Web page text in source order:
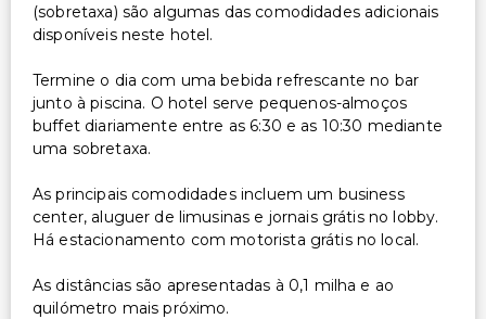
Serviço de lavanderia
Serviço de limusine ou carro com motorista
disponível
Serviço de lavanderia/lavagem a seco
(sobretaxa) são algumas das comodidades adicionais
disponíveis neste hotel.
Termine o dia com uma bebida refrescante no bar
junto à piscina. O hotel serve pequenos-almoços
buffet diariamente entre as 6:30 e as 10:30 mediante
uma sobretaxa.
As principais comodidades incluem um business
center, aluguer de limusinas e jornais grátis no lobby.
Há estacionamento com motorista grátis no local.
As distâncias são apresentadas à 0,1 milha e ao
quilómetro mais próximo.